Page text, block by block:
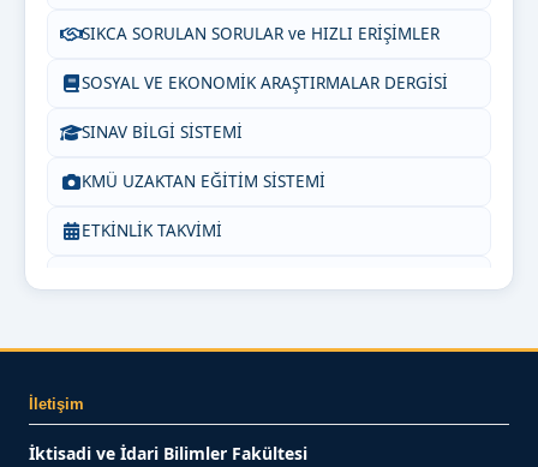
SIKCA SORULAN SORULAR ve HIZLI ERİŞİMLER
SOSYAL VE EKONOMİK ARAŞTIRMALAR DERGİSİ
SINAV BİLGİ SİSTEMİ
KMÜ UZAKTAN EĞİTİM SİSTEMİ
ETKİNLİK TAKVİMİ
İletişim
İktisadi ve İdari Bilimler Fakültesi